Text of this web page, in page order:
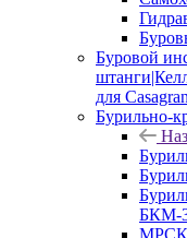
Буровой
для
Бурильно-
БКМ-